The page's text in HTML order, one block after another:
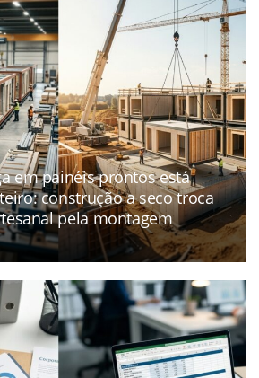
em painéis prontos está
construção a seco troca
pela montagem